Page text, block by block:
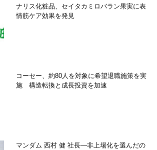
ナリス化粧品、セイタカミロバラン果実に表
情筋ケア効果を発見
コーセー、約80人を対象に希望退職施策を実
施 構造転換と成長投資を加速
マンダム 西村 健 社長―非上場化を選んだの